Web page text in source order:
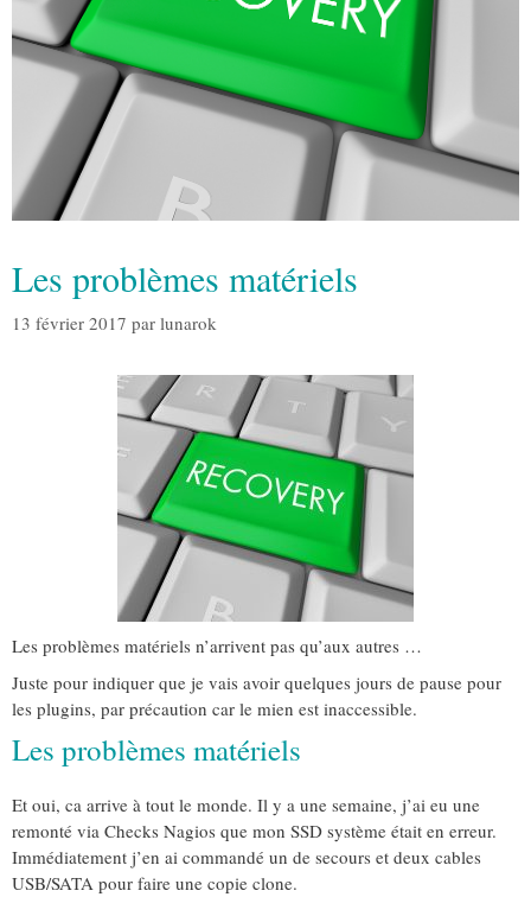
Les problèmes matériels
13 février 2017 par lunarok
Les problèmes matériels n’arrivent pas qu’aux autres …
Juste pour indiquer que je vais avoir quelques jours de pause pour
les plugins, par précaution car le mien est inaccessible.
Les problèmes matériels
Et oui, ca arrive à tout le monde. Il y a une semaine, j’ai eu une
remonté via Checks Nagios que mon SSD système était en erreur.
Immédiatement j’en ai commandé un de secours et deux cables
USB/SATA pour faire une copie clone.